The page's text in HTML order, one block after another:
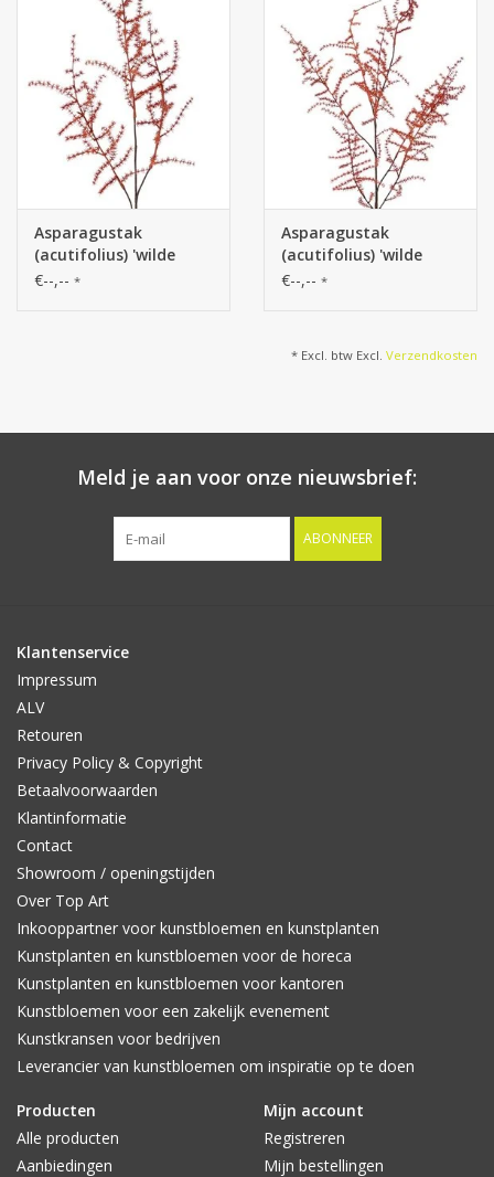
Asparagustak
(acutifolius) 'wilde
asparagus' met 3
€--,-- *
Asparagustak
(acutifolius) 'wilde
asparagus' x7,
€--,-- *
* Excl. btw Excl. Verzendkosten
Meld je aan voor onze nieuwsbrief:
ABONNEER
Klantenservice
Impressum
ALV
Retouren
Privacy Policy & Copyright
Betaalvoorwaarden
Klantinformatie
Contact
Showroom / openingstijden
Over Top Art
Inkooppartner voor kunstbloemen en kunstplanten
Kunstplanten en kunstbloemen voor de horeca
Kunstplanten en kunstbloemen voor kantoren
Kunstbloemen voor een zakelijk evenement
Kunstkransen voor bedrijven
Leverancier van kunstbloemen om inspiratie op te doen
Producten
Alle producten
Aanbiedingen
Mijn account
Registreren
Mijn bestellingen